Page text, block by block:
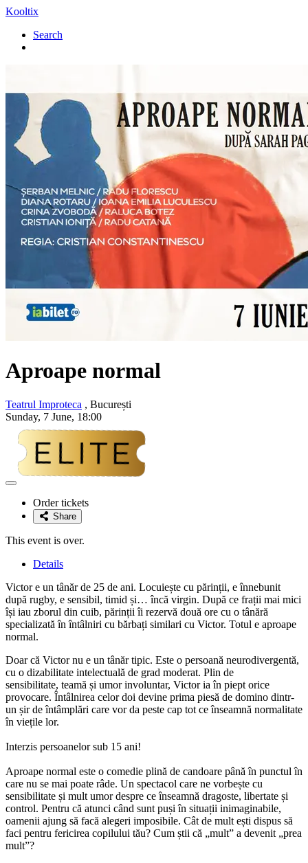
Kooltix
Search
Aproape normal
Teatrul Improteca , București
Sunday, 7 June, 18:00
Adaugă
favoriteOrder tickets
Share
This event is over.
Details
Victor e un tânăr de 25 de ani. Locuiește cu părinții, e înnebunit
după rugby, e sensibil, timid și… încă virgin. După ce frații mai mici
își iau zborul din cuib, părinții îi rezervă două ore cu o tânără
specializată în întâlniri cu bărbați similari cu Victor. Totul e aproape
normal.
Doar că Victor nu e un tânăr tipic. Este o persoană neurodivergentă,
cu o dizabilitate intelectuală de grad moderat. Plin de
sensibilitate, teamă și umor involuntar, Victor ia în piept orice
provocare. Întâlnirea celor doi devine prima piesă de domino dintr-
un șir de întâmplări care vor da peste cap tot ce înseamnă normalitate
în viețile lor.
Interzis persoanelor sub 15 ani!
Aproape normal este o comedie plină de candoare până în punctul în
care nu se mai poate râde. Un spectacol care ne vorbește cu
sensibilitate și mult umor despre ce înseamnă dragoste, libertate și
control. Pentru că atunci când sunt puși în situații inimaginabile,
oamenii ajung să facă alegeri imposibile. Cât de mult ești dispus să
faci pentru fericirea copilului tău? Cum știi că „mult” a devenit „prea
mult”?